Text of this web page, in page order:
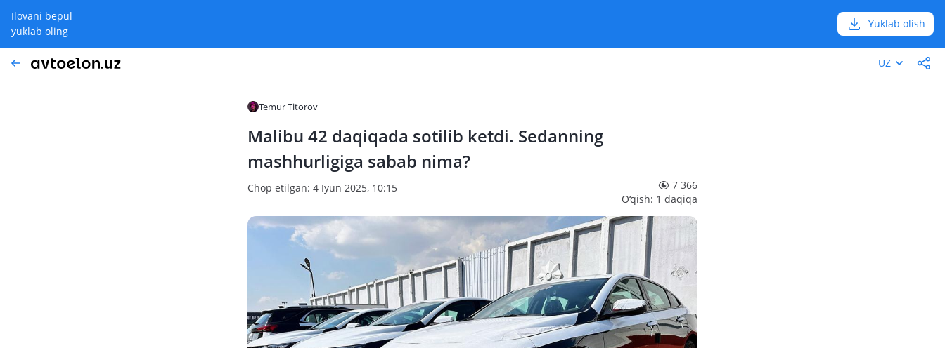
Ilovani bepul
yuklab oling
Yuklab olish
UZ
Temur Titorov
Malibu 42 daqiqada sotilib ketdi. Sedanning
mashhurligiga sabab nima?
Chop etilgan: 4 Iyun 2025, 10:15
7 366
O‘qish: 1 daqiqa